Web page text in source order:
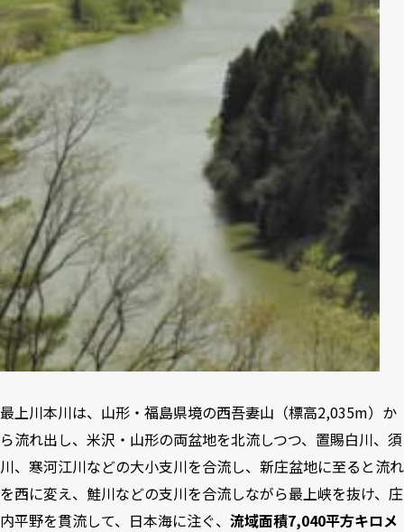
最上川本川は、山形・福島県境の西吾妻山（標高2,035m）か
ら流れ出し、米沢・山形の両盆地を北流しつつ、置賜白川、須
川、寒河江川などの大小支川を合流し、新庄盆地に至ると流れ
を西に変え、鮭川などの支川を合流しながら最上峡を抜け、庄
内平野を貫流して、日本海に注ぐ、 流域面積7,040平方キロメ